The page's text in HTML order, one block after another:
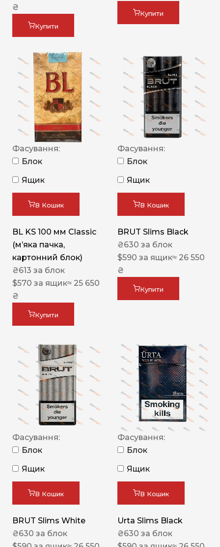
₴
Купити
Купити
Фасування:
Блок
Ящик
В Кошик
BL KS 100 мм Classic
(м’яка пачка,
картонний блок)
₴613 за блок
$570 за ящик≈ 25 650
₴
Купити
Фасування:
Блок
Ящик
В Кошик
BRUT Slims Black
₴630 за блок
$590 за ящик≈ 26 550
₴
Купити
Фасування:
Блок
Ящик
В Кошик
BRUT Slims White
₴630 за блок
Фасування:
Блок
Ящик
В Кошик
Urta Slims Black
₴630 за блок